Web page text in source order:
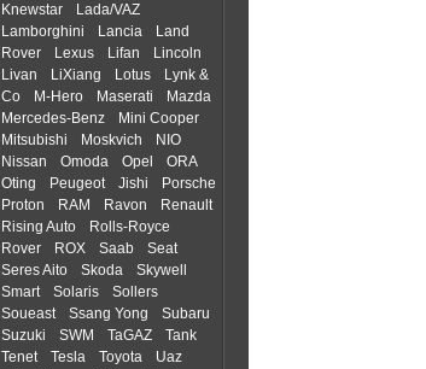
Knewstar
Lada/VAZ
Lamborghini
Lancia
Land
Rover
Lexus Lifan
Lincoln
Livan
LiXiang Lotus
Lynk &
Co
M-Hero Maserati
Mazda
Mercedes-Benz
Mini Cooper
Mitsubishi
Moskvich
NIO
Nissan
Omoda Opel
ORA
Oting
Peugeot Jishi
Porsche
Proton
RAM Ravon
Renault
Rising Auto
Rolls-Royce
Rover
ROX Saab
Seat
Seres Aito
Skoda
Skywell
Smart
Solaris
Sollers
Soueast
Ssang Yong
Subaru
Suzuki
SWM TaGAZ
Tank
Tenet
Tesla Toyota
Uaz